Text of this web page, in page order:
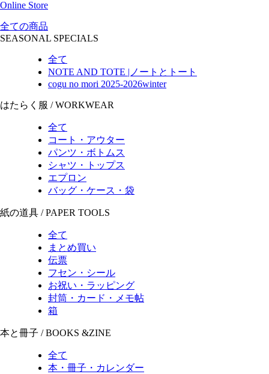
Online Store
全ての商品
SEASONAL SPECIALS
全て
NOTE AND TOTE |ノートとトート
cogu no mori 2025-2026winter
はたらく服 / WORKWEAR
全て
コート・アウター
パンツ・ボトムス
シャツ・トップス
エプロン
バッグ・ケース・袋
紙の道具 / PAPER TOOLS
全て
まとめ買い
伝票
フセン・シール
お祝い・ラッピング
封筒・カード・メモ帖
箱
本と冊子 / BOOKS &ZINE
全て
本・冊子・カレンダー